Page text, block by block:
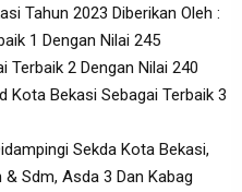
Tahun 2023 Diberikan Oleh :
1 Dengan Nilai 245
2 Dengan Nilai 240
Kota Bekasi Sebagai Terbaik 3
Sekda Kota Bekasi,
Sdm, Asda 3 Dan Kabag